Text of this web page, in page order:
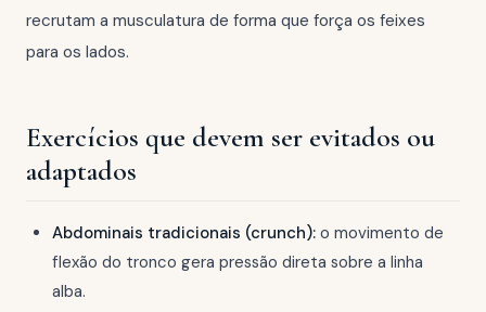
recrutam a musculatura de forma que força os feixes
para os lados.
Exercícios que devem ser evitados ou
adaptados
Abdominais tradicionais (crunch): o movimento de
flexão do tronco gera pressão direta sobre a linha
alba.